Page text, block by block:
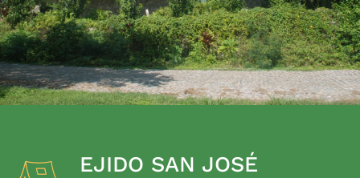
EJIDO SAN JOSÉ